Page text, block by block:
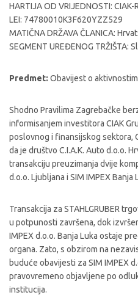
HARTIJA OD VRIJEDNOSTI: CIAK-
LEI: 74780010K3F620YZZ529
MATIČNA DRŽAVA ČLANICA:
SEGMENT UREĐENOG
Predmet: Obavijest o
Shodno Pravilima Zagrebačke
informisanjem investitora CIAK
poslovnog i finansijskog sektora,
da je društvo C.I.A.K. Auto d.o.o.
transakciju preuzimanja dvije
d.o.o. Ljubljana i SIM IMPEX Banja
Transakcija za STAHLGRUBER
u potpunosti završena, dok
IMPEX d.o.o. Banja Luka ostaje
organa. Zato, s obzirom na
buduće obavijesti za SIM IMPEX
pravovremeno objavljene po
institucija.